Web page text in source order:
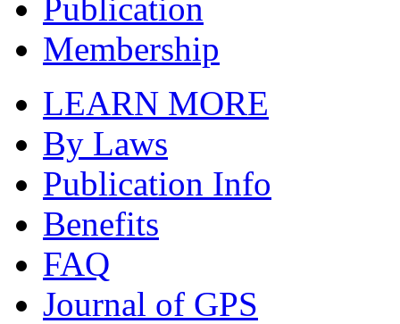
Publication
Membership
LEARN MORE
By Laws
Publication Info
Benefits
FAQ
Journal of GPS